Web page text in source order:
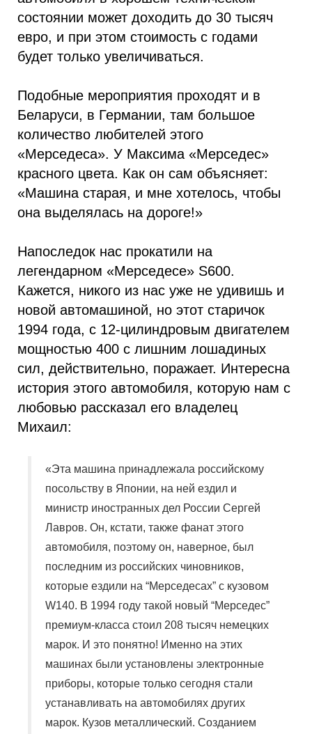
состоянии может доходить до 30 тысяч
евро, и при этом стоимость с годами
будет только увеличиваться.
Подобные мероприятия проходят и в
Беларуси, в Германии, там большое
количество любителей этого
«Мерседеса». У Максима «Мерседес»
красного цвета. Как он сам объясняет:
«Машина старая, и мне хотелось, чтобы
она выделялась на дороге!»
Напоследок нас прокатили на
легендарном «Мерседесе» S600.
Кажется, никого из нас уже не удивишь и
новой автомашиной, но этот старичок
1994 года, с 12-цилиндровым двигателем
мощностью 400 с лишним лошадиных
сил, действительно, поражает. Интересна
история этого автомобиля, которую нам с
любовью рассказал его владелец
Михаил:
«Эта машина принадлежала российскому
посольству в Японии, на ней ездил и
министр иностранных дел России Сергей
Лавров. Он, кстати, также фанат этого
автомобиля, поэтому он, наверное, был
последним из российских чиновников,
которые ездили на “Мерседесах” с кузовом
W140. В 1994 году такой новый “Мерседес”
премиум-класса стоил 208 тысяч немецких
марок. И это понятно! Именно на этих
машинах были установлены электронные
приборы, которые только сегодня стали
устанавливать на автомобилях других
марок. Кузов металлический. Созданием